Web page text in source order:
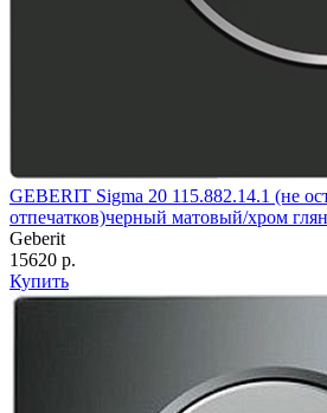
GEBERIT Sigma 20 115.882.14.1 (не
отпечатков)черный матовый/хром
Geberit
15620 р.
Купить